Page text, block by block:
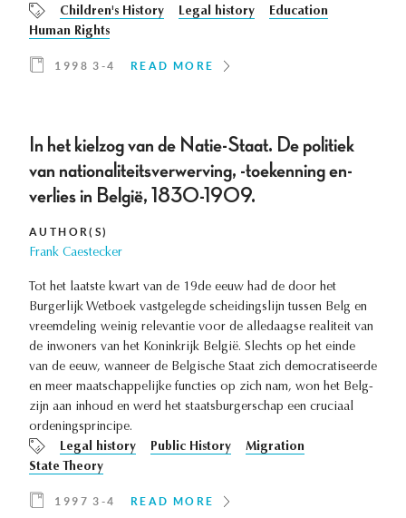
Children's History
Legal history
Education
Human Rights
1998 3-4 READ MORE
In het kielzog van de Natie-Staat. De politiek
van nationaliteitsverwerving, -toekenning en-
verlies in België, 1830-1909.
AUTHOR(S)
Frank Caestecker
Tot het laatste kwart van de 19de eeuw had de door het
Burgerlijk Wetboek vastgelegde scheidingslijn tussen Belg en
vreemdeling weinig relevantie voor de alledaagse realiteit van
de inwoners van het Koninkrijk België. Slechts op het einde
van de eeuw, wanneer de Belgische Staat zich democratiseerde
en meer maatschappelijke functies op zich nam, won het Belg-
zijn aan inhoud en werd het staatsburgerschap een cruciaal
ordeningsprincipe.
Legal history
Public History
Migration
State Theory
1997 3-4 READ MORE